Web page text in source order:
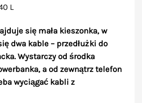
L
się mała kieszonka, w
dwa kable – przedłużki do
Wystarczy od środka
a od zewnątrz telefon
wyciągać kabli z